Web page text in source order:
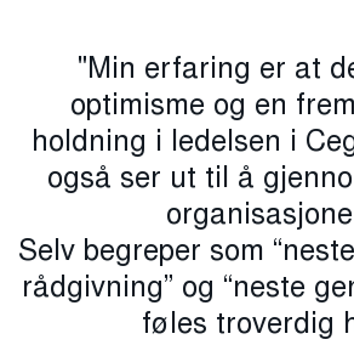
"Min erfaring er at
optimisme og en
holdning i ledelsen i
også ser ut til å
Selv begreper som
rådgivning” og “neste
føles troverdig